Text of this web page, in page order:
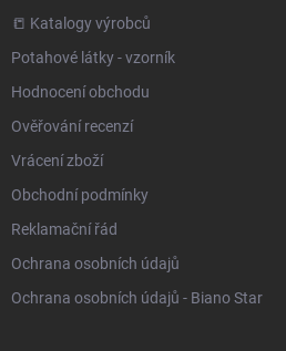
📒 Katalogy výrobců
Potahové látky - vzorník
Hodnocení obchodu
Ověřování recenzí
Vrácení zboží
Obchodní podmínky
Reklamační řád
Ochrana osobních údajů
Ochrana osobních údajů - Biano Star